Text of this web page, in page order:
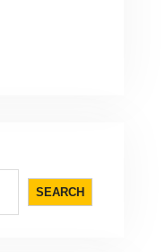
SEARCH